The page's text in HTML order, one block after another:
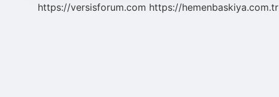
https://versisforum.com https://hemenbaskiya.com.tr